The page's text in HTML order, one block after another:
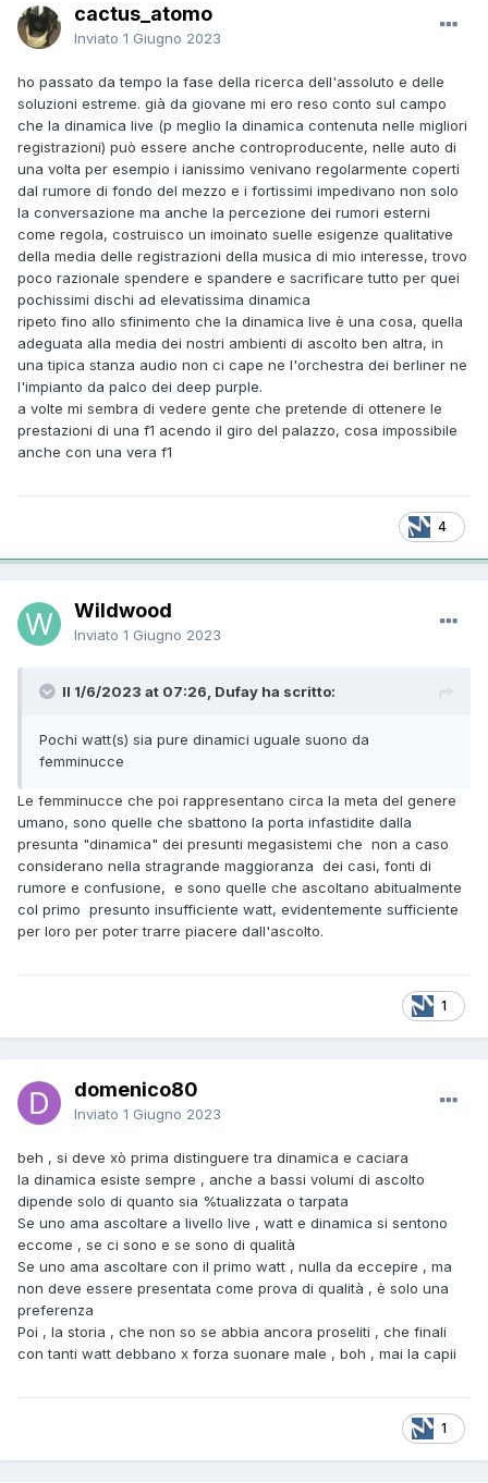
cactus_atomo
Inviato 1 Giugno 2023
ho passato da tempo la fase della ricerca dell'assoluto e delle
soluzioni estreme. già da giovane mi ero reso conto sul campo
che la dinamica live (p meglio la dinamica contenuta nelle migliori
registrazioni) può essere anche controproducente, nelle auto di
una volta per esempio i ianissimo venivano regolarmente coperti
dal rumore di fondo del mezzo e i fortissimi impedivano non solo
la conversazione ma anche la percezione dei rumori esterni
come regola, costruisco un imoinato suelle esigenze qualitative
della media delle registrazioni della musica di mio interesse, trovo
poco razionale spendere e spandere e sacrificare tutto per quei
pochissimi dischi ad elevatissima dinamica
ripeto fino allo sfinimento che la dinamica live è una cosa, quella
adeguata alla media dei nostri ambienti di ascolto ben altra, in
una tipica stanza audio non ci cape ne l'orchestra dei berliner ne
l'impianto da palco dei deep purple.
a volte mi sembra di vedere gente che pretende di ottenere le
prestazioni di una f1 acendo il giro del palazzo, cosa impossibile
anche con una vera f1
4
Wildwood
Inviato 1 Giugno 2023
Il 1/6/2023 at 07:26, Dufay ha scritto:
Pochi watt(s) sia pure dinamici uguale suono da
femminucce
Le femminucce che poi rappresentano circa la meta del genere
umano, sono quelle che sbattono la porta infastidite dalla
presunta "dinamica" dei presunti megasistemi che non a caso
considerano nella stragrande maggioranza dei casi, fonti di
rumore e confusione, e sono quelle che ascoltano abitualmente
col primo presunto insufficiente watt, evidentemente sufficiente
per loro per poter trarre piacere dall'ascolto.
1
domenico80
Inviato 1 Giugno 2023
beh , si deve xò prima distinguere tra dinamica e caciara
la dinamica esiste sempre , anche a bassi volumi di ascolto
dipende solo di quanto sia %tualizzata o tarpata
Se uno ama ascoltare a livello live , watt e dinamica si sentono
eccome , se ci sono e se sono di qualità
Se uno ama ascoltare con il primo watt , nulla da eccepire , ma
non deve essere presentata come prova di qualità , è solo una
preferenza
Poi , la storia , che non so se abbia ancora proseliti , che finali
con tanti watt debbano x forza suonare male , boh , mai la capii
1